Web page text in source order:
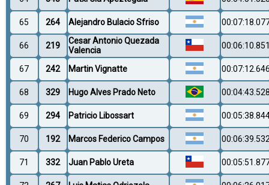
65 264 Alejandro Bulacio Sfriso
66 219
Cesar Antonio Quezada
Valencia
67 242 Martin Vignatte
68 329 Hugo Alves Prado Neto
69 294 Patricio Libossart
70 192 Marcos Federico Campos
71 332 Juan Pablo Ureta